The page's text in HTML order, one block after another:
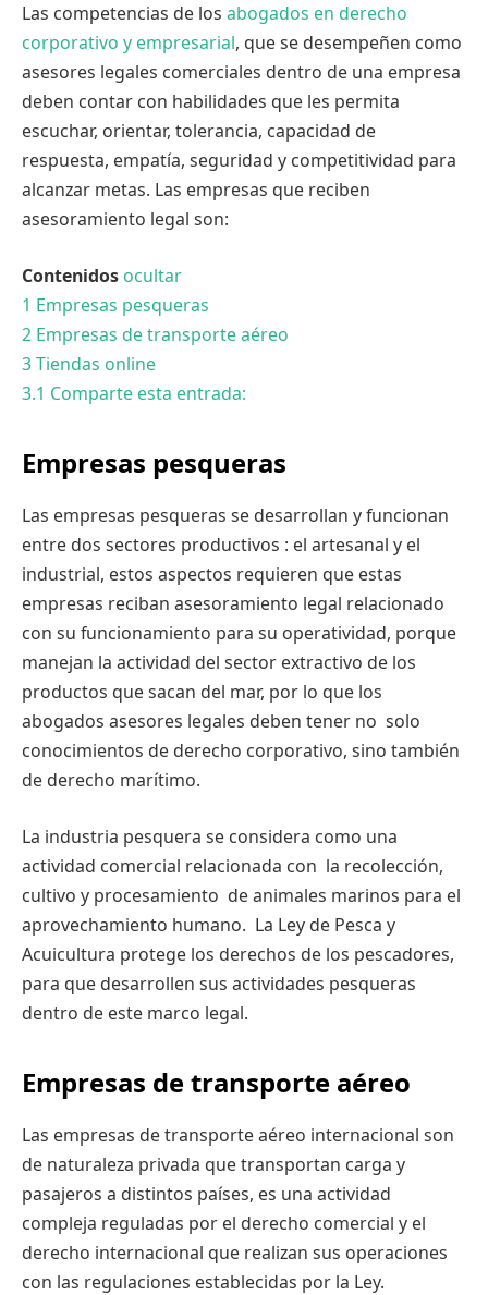
Las competencias de los abogados en derecho
corporativo y empresarial, que se desempeñen como
asesores legales comerciales dentro de una empresa
deben contar con habilidades que les permita
escuchar, orientar, tolerancia, capacidad de
respuesta, empatía, seguridad y competitividad para
alcanzar metas. Las empresas que reciben
asesoramiento legal son:
Contenidos ocultar
1 Empresas pesqueras
2 Empresas de transporte aéreo
3Tiendas online
3.1 Comparte esta entrada:
Empresas pesqueras
Las empresas pesqueras se desarrollan y funcionan
entre dos sectores productivos : el artesanal y el
industrial, estos aspectos requieren que estas
empresas reciban asesoramiento legal relacionado
con su funcionamiento para su operatividad, porque
manejan la actividad del sector extractivo de los
productos que sacan del mar, por lo que los
abogados asesores legales deben tener no solo
conocimientos de derecho corporativo, sino también
de derecho marítimo.
La industria pesquera se considera como una
actividad comercial relacionada con la recolección,
cultivo y procesamiento de animales marinos para el
aprovechamiento humano. La Ley de Pesca y
Acuicultura protege los derechos de los pescadores,
para que desarrollen sus actividades pesqueras
dentro de este marco legal.
Empresas de transporte aéreo
Las empresas de transporte aéreo internacional son
de naturaleza privada que transportan carga y
pasajeros a distintos países, es una actividad
compleja reguladas por el derecho comercial y el
derecho internacional que realizan sus operaciones
con las regulaciones establecidas por la Ley.